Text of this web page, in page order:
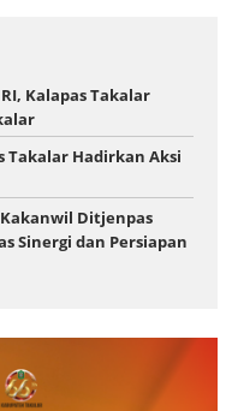
Kalapas Takalar
Takalar Hadirkan Aksi
Ditjenpas
Sinergi dan Persiapan